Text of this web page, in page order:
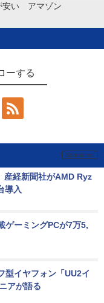
安い アマゾン
ーする
産経新聞社がAMD Ryz
導入
ゲーミングPCが7万5,
型イヤフォン「UU2イ
アが語る